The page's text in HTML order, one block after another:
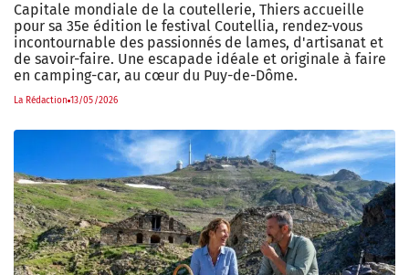
Capitale mondiale de la coutellerie, Thiers accueille
pour sa 35e édition le festival Coutellia, rendez-vous
incontournable des passionnés de lames, d'artisanat et
de savoir-faire. Une escapade idéale et originale à faire
en camping-car, au cœur du Puy-de-Dôme.
La Rédaction 13/05/2026